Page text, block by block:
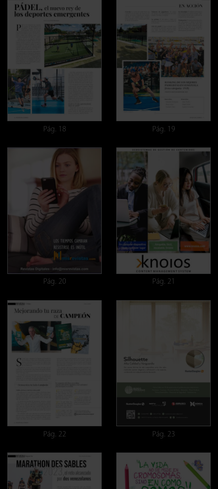
Pág. 18 Pág. 19
Pág. 20 Pág. 21
Pág. 22 Pág. 23